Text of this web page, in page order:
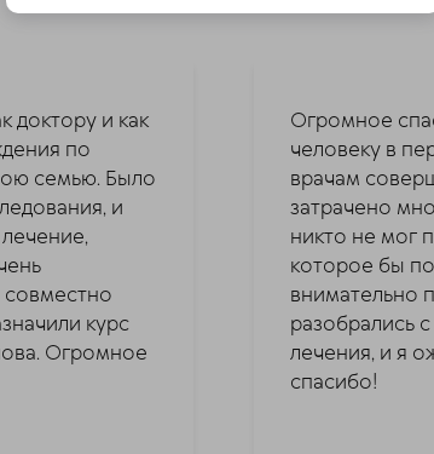
доктору и как
по
семью. Было
и
курс
Огромное
Огромное
человеку в
врачам
затрачено
никто не мог
которое бы
внимательно
разобрались
лечения, и я
спасибо!